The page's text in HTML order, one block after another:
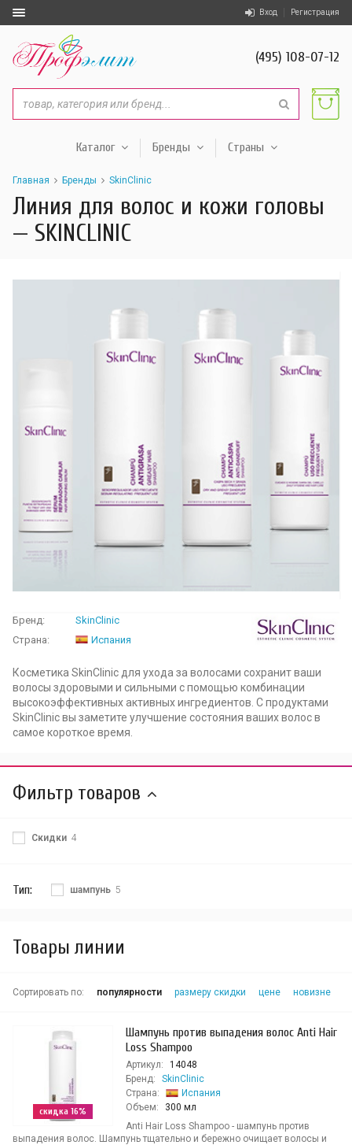
Вход Регистрация
(495) 108-07-12
Каталог Бренды Страны
Главная Бренды SkinClinic
Линия для волос и кожи головы
— SKINCLINIC
Бренд:
SkinClinic
Страна:
Испания
Косметика SkinClinic для ухода за волосами сохранит ваши
волосы здоровыми и сильными с помощью комбинации
высокоэффективных активных ингредиентов. С продуктами
SkinClinic вы заметите улучшение состояния ваших волос в
самое короткое время.
Фильтр товаров
Скидки 4
Тип: шампунь 5
Товары линии
Сортировать по: популярности размеру скидки цене новизне
скидка 16%
Шампунь против выпадения волос Anti Hair
Loss Shampoo
Артикул:
14048
Бренд:
SkinClinic
Страна:
Испания
Объем:
300 мл
Anti Hair Loss Shampoo - шампунь против
выпадения волос. Шампунь тщательно и бережно очищает волосы и